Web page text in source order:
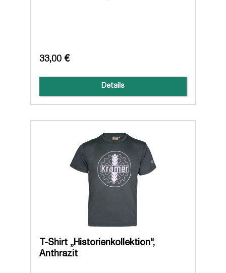
33,00 €
Details
T-Shirt „Historienkollektion“,
Anthrazit